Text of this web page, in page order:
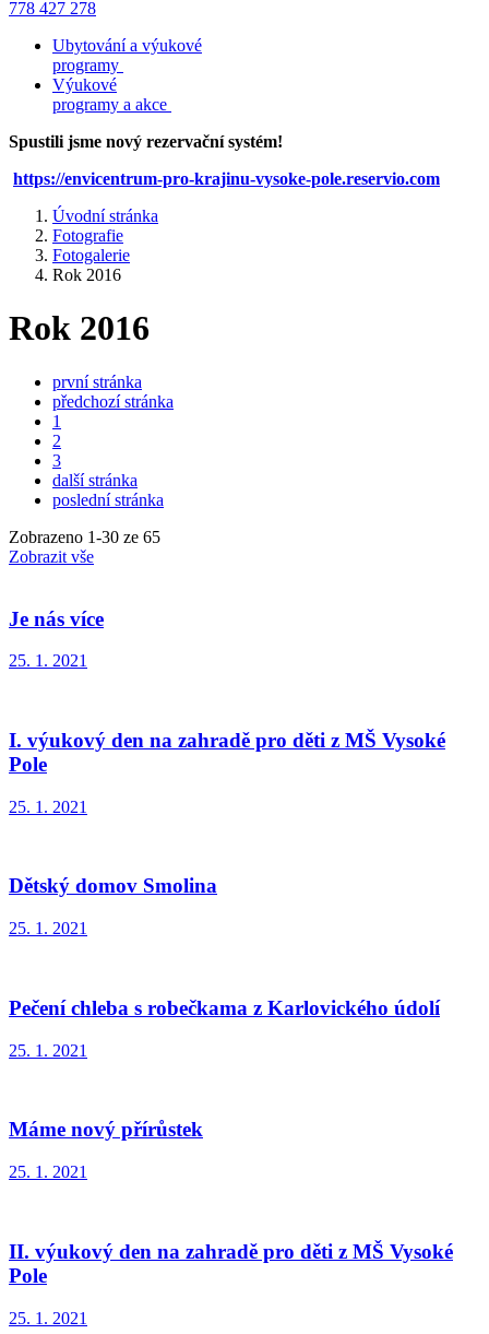
778 427 278
Ubytování a výukové
programy
Výukové
programy a akce
Spustili jsme nový rezervační systém!
https://envicentrum-pro-krajinu-vysoke-pole.reservio.com
Úvodní stránka
Fotografie
Fotogalerie
Rok 2016
Rok 2016
první stránka
předchozí stránka
1
2
3
další stránka
poslední stránka
Zobrazeno 1-30 ze 65
Zobrazit vše
Je nás více
25. 1. 2021
I. výukový den na zahradě pro děti z MŠ Vysoké
Pole
25. 1. 2021
Dětský domov Smolina
25. 1. 2021
Pečení chleba s robečkama z Karlovického údolí
25. 1. 2021
Máme nový přírůstek
25. 1. 2021
II. výukový den na zahradě pro děti z MŠ Vysoké
Pole
25. 1. 2021